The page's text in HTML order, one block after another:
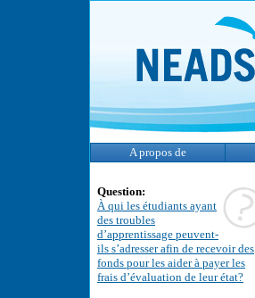
A propos de
Question:
À qui les étudiants ayant
des troubles
d’apprentissage peuvent-
ils s’adresser afin de recevoir des
fonds pour les aider à payer les
frais d’évaluation de leur état?